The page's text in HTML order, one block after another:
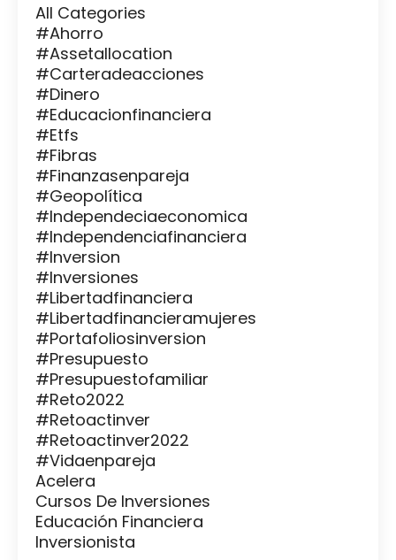
All Categories
#ahorro
#assetallocation
#carteradeacciones
#dinero
#educacionfinanciera
#etfs
#fibras
#finanzasenpareja
#geopolítica
#independeciaeconomica
#independenciafinanciera
#inversion
#inversiones
#libertadfinanciera
#libertadfinancieramujeres
#portafoliosinversion
#presupuesto
#presupuestofamiliar
#reto2022
#retoactinver
#retoactinver2022
#vidaenpareja
Acelera
Cursos De Inversiones
Educación Financiera
Inversionista